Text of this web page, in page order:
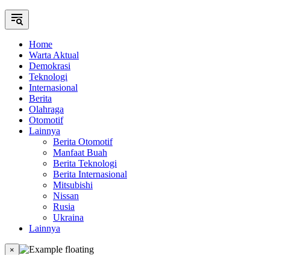
Home
Warta Aktual
Demokrasi
Teknologi
Internasional
Berita
Olahraga
Otomotif
Lainnya
Berita Otomotif
Manfaat Buah
Berita Teknologi
Berita Internasional
Mitsubishi
Nissan
Rusia
Ukraina
Lainnya
×